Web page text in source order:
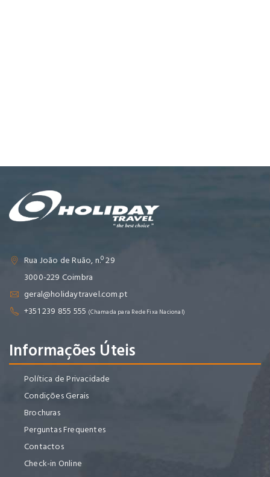
Rua João de Ruão, n.º 29
3000-229 Coimbra
geral@holidaytravel.com.pt
+351 239 855 555 (Chamada para Rede Fixa Nacional)
Informações Úteis
Política de Privacidade
Condições Gerais
Brochuras
Perguntas Frequentes
Contactos
Check-in Online